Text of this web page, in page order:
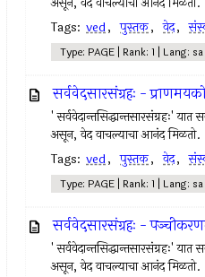
Tags: ved, पुस्तक, वेद,
Type: PAGE | Rank: 1 | Lang: sa
सर्ववेदसारसंग्रहः -
' सर्ववेदान्तसिद्धान्तसारसंग्रहः'
असून, वेद वाचल्याचा आनंद मिळतो.
Tags: ved, पुस्तक, वेद,
Type: PAGE | Rank: 1 | Lang: sa
सर्ववेदसारसंग्रहः -
' सर्ववेदान्तसिद्धान्तसारसंग्रहः'
असून, वेद वाचल्याचा आनंद मिळतो.